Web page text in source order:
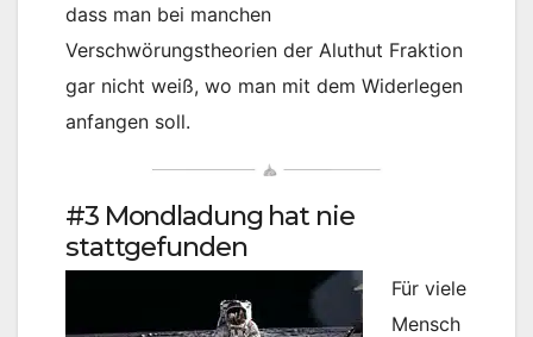
dass man bei manchen
Verschwörungstheorien der Aluthut Fraktion
gar nicht weiß, wo man mit dem Widerlegen
anfangen soll.
#3 Mondladung hat nie
stattgefunden
Für viele
Mensch